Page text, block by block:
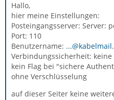
Hallo,
hier meine Einstellungen:
Posteingangsserver: Server:
Port: 110
Benutzername:
Verbindungssicherheit: keine
kein Flag bei "sichere
ohne Verschlüsselung
auf dieser Seiter keine